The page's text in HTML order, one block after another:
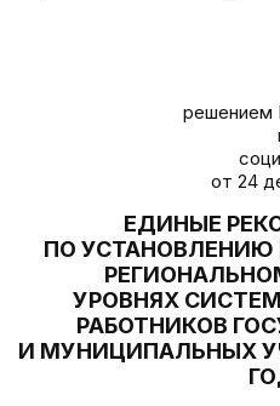
решением
от 24
ЕДИНЫЕ
ПО УСТАНОВЛЕНИЮ
УРОВНЯХ
РАБОТНИКОВ
И МУНИЦИПАЛЬНЫХ